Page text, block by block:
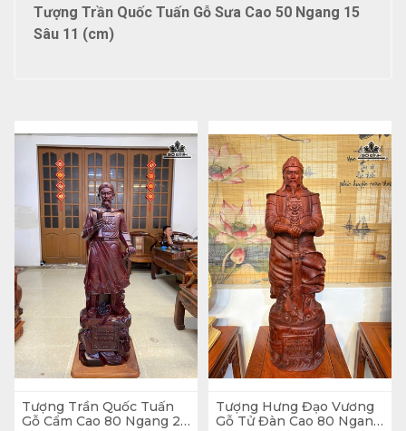
Tượng Trần Quốc Tuấn Gỗ Sưa Cao 50 Ngang 15
Sâu 11 (cm)
Tượng Trần Quốc Tuấn
Gỗ Cẩm Cao 80 Ngang 24
Tượng Hưng Đạo Vương
Gỗ Tử Đàn Cao 80 Ngang